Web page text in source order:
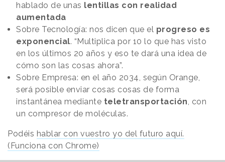
hablado de unas lentillas con realidad
aumentada
Sobre Tecnología: nos dicen que el progreso es
exponencial. “Multiplica por 10 lo que has visto
en los últimos 20 años y eso te dará una idea de
cómo son las cosas ahora”.
Sobre Empresa: en el año 2034, según Orange,
será posible enviar cosas cosas de forma
instantánea mediante teletransportación , con
un compresor de moléculas.
Podéis hablar con vuestro yo del futuro aquí.
(Funciona con Chrome)